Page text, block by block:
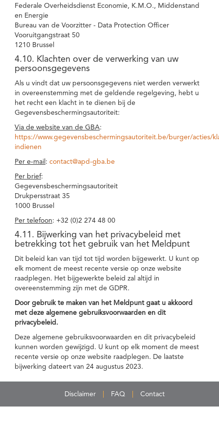
Federale Overheidsdienst Economie, K.M.O., Middenstand
en Energie
Bureau van de Voorzitter - Data Protection Officer
Vooruitgangstraat 50
1210 Brussel
4.10. Klachten over de verwerking van uw
persoonsgegevens
Als u vindt dat uw persoonsgegevens niet werden verwerkt
in overeenstemming met de geldende regelgeving, hebt u
het recht een klacht in te dienen bij de
Gegevensbeschermingsautoriteit:
Via de website van de GBA:
https://www.gegevensbeschermingsautoriteit.be/burger/acties/
indienen
Per e-mail : contact@apd-gba.be
Per brief:
Gegevensbeschermingsautoriteit
Drukpersstraat 35
1000 Brussel
Per telefoon: +32 (0)2 274 48 00
4.11. Bijwerking van het privacybeleid met
betrekking tot het gebruik van het Meldpunt
Dit beleid kan van tijd tot tijd worden bijgewerkt. U kunt op
elk moment de meest recente versie op onze website
raadplegen. Het bijgewerkte beleid zal altijd in
overeenstemming zijn met de GDPR.
Door gebruik te maken van het Meldpunt gaat u akkoord
met deze algemene gebruiksvoorwaarden en dit
privacybeleid.
Deze algemene gebruiksvoorwaarden en dit privacybeleid
kunnen worden gewijzigd. U kunt op elk moment de meest
recente versie op onze website raadplegen. De laatste
bijwerking dateert van 24 augustus 2023.
Disclaimer FAQ Contact